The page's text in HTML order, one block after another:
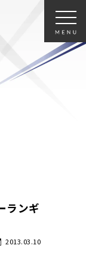
ランギ
2013.03.10